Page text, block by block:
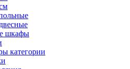
шкафы
категории